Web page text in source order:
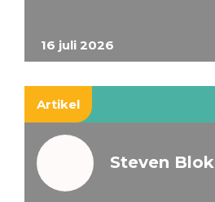
16 juli 2026
Artikel
Steven Blok